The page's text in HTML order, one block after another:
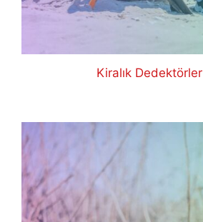
Kiralık Dedektörler